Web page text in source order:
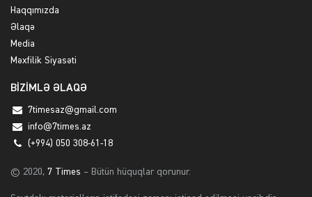
Haqqımızda
Əlaqə
Media
Məxfilik Siyasəti
BİZİMLƏ ƏLAQƏ
7timesaz@gmail.com
info@7times.az
(+994) 050 308-61-18
© 2020, 7 Times – Bütün hüquqlar qorunur.